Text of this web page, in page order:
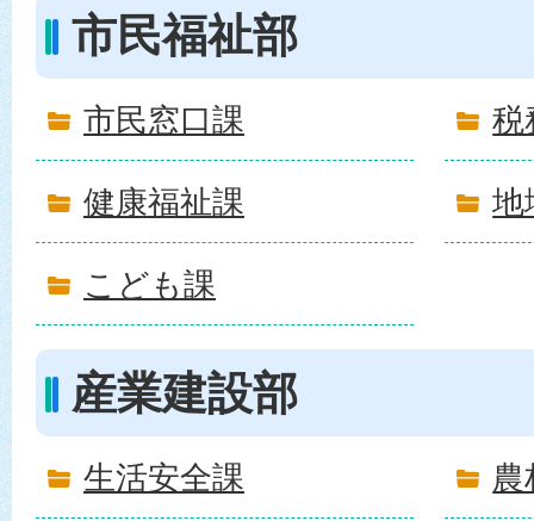
市民福祉部
市民窓口課 税
健康福祉課 地
こども課
産業建設部
生活安全課 農